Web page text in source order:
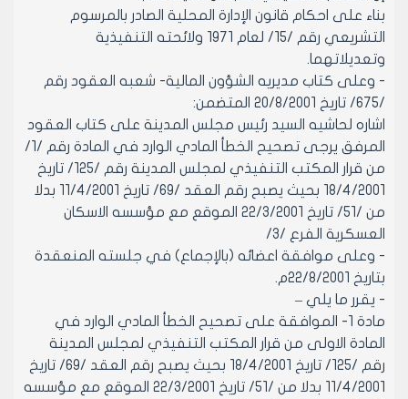
بناء على احكام قانون الإدارة المحلية الصادر بالمرسوم
التشريعي رقم /15/ لعام 1971 ولائحته التنفيذية
وتعديلاتهما.
- وعلى كتاب مديريه الشؤون المالية- شعبه العقود رقم
/675/ تاريخ 20/8/2001 المتضمن:
اشاره لحاشيه السيد رئيس مجلس المدينة على كتاب العقود
المرفق يرجى تصحيح الخطأ المادي الوارد في المادة رقم /1/
من قرار المكتب التنفيذي لمجلس المدينة رقم /125/ تاريخ
18/4/2001 بحيث يصبح رقم العقد /69/ تاريخ 11/4/2001 بدلا
من /51/ تاريخ 22/3/2001 الموقع مع مؤسسه الاسكان
العسكرية الفرع /3/
- وعلى موافقة اعضائه (بالإجماع) في جلسته المنعقدة
بتاريخ 22/8/2001م.
- يقرر ما يلي –
مادة 1- الموافقة على تصحيح الخطأ المادي الوارد في
المادة الاولى من قرار المكتب التنفيذي لمجلس المدينة
رقم /125/ تاريخ 18/4/2001 بحيث يصبح رقم العقد /69/ تاريخ
11/4/2001 بدلا من /51/ تاريخ 22/3/2001 الموقع مع مؤسسه